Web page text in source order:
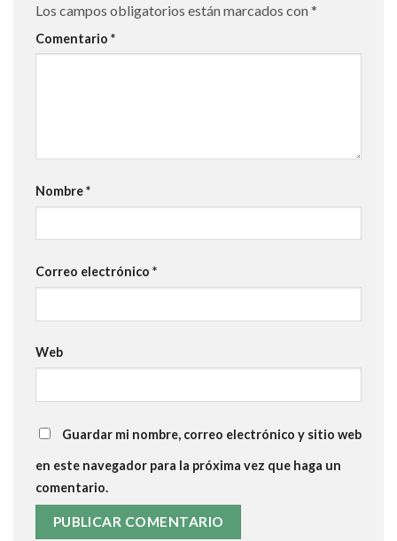
Los campos obligatorios están marcados con*
Comentario *
Nombre*
Correo electrónico *
Web
Guardar mi nombre, correo electrónico y sitio web
en este navegador para la próxima vez que haga un
comentario.